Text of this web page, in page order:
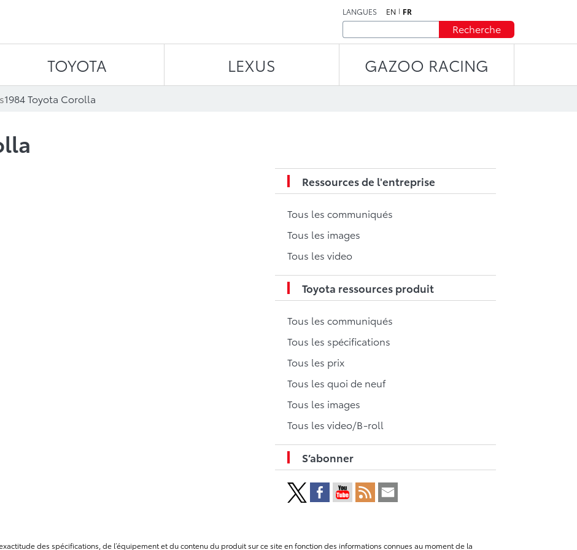
LANGUES EN FR
Recherche
TOYOTA LEXUS GAZOO RACING
1984 Toyota Corolla
Ressources de l'entreprise
Tous les communiqués
Tous les images
Tous les video
Toyota ressources produit
Tous les communiqués
Tous les spécifications
Tous les prix
Tous les quoi de neuf
Tous les images
Tous les video/B-roll
S’abonner
des spécifications, de l’équipement et du contenu du produit sur ce site en fonction des informations connues au moment de la